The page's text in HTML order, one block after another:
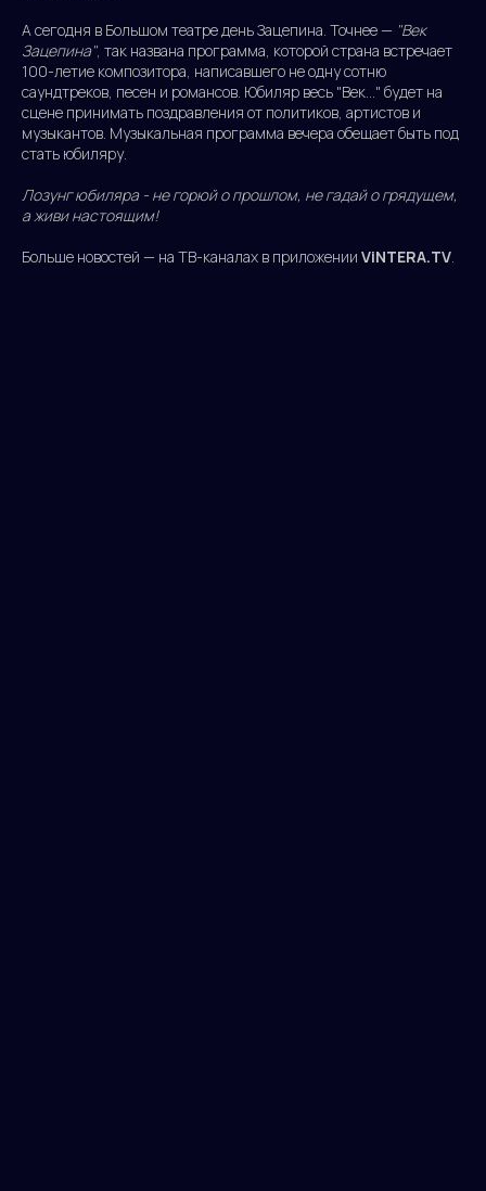
А сегодня в Большом театре день Зацепина. Точнее — "Век
Зацепина", так названа программа, которой страна встречает
100-летие композитора, написавшего не одну сотню
саундтреков, песен и романсов. Юбиляр весь "Век..." будет на
сцене принимать поздравления от политиков, артистов и
музыкантов. Музыкальная программа вечера обещает быть под
стать юбиляру.
Лозунг юбиляра - не горюй о прошлом, не гадай о грядущем,
а живи настоящим!
Больше новостей — на ТВ-каналах в приложении ViNTERA.TV.